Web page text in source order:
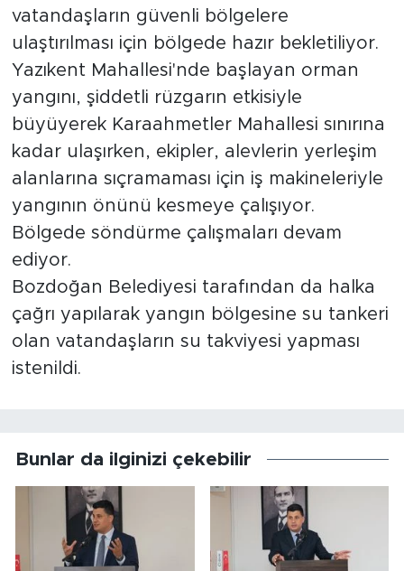
vatandaşların güvenli bölgelere
ulaştırılması için bölgede hazır bekletiliyor.
Yazıkent Mahallesi'nde başlayan orman
yangını, şiddetli rüzgarın etkisiyle
büyüyerek Karaahmetler Mahallesi sınırına
kadar ulaşırken, ekipler, alevlerin yerleşim
alanlarına sıçramaması için iş makineleriyle
yangının önünü kesmeye çalışıyor.
Bölgede söndürme çalışmaları devam
ediyor.
Bozdoğan Belediyesi tarafından da halka
çağrı yapılarak yangın bölgesine su tankeri
olan vatandaşların su takviyesi yapması
istenildi.
Bunlar da ilginizi çekebilir